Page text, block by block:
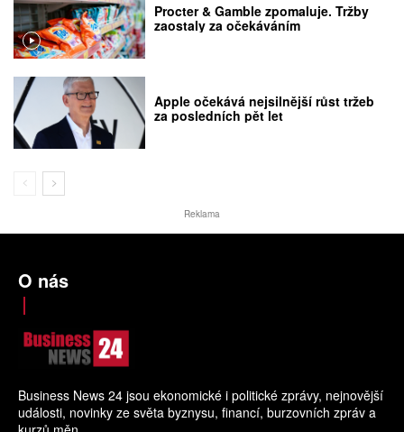
Procter & Gamble zpomaluje. Tržby
zaostaly za očekáváním
Apple očekává nejsilnější růst tržeb
za posledních pět let
Reklama
O nás
Business News 24 jsou ekonomické i politické zprávy, nejnovější
události, novinky ze světa byznysu, financí, burzovních zpráv a